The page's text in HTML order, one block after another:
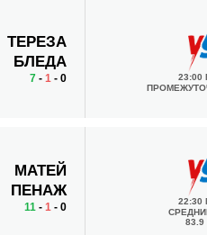
ТЕРЕЗА
БЛЕДА
7- 1 - 0
23:00
МАТЕЙ
ПЕНАЖ
11- 1- 0
22:30
83.9